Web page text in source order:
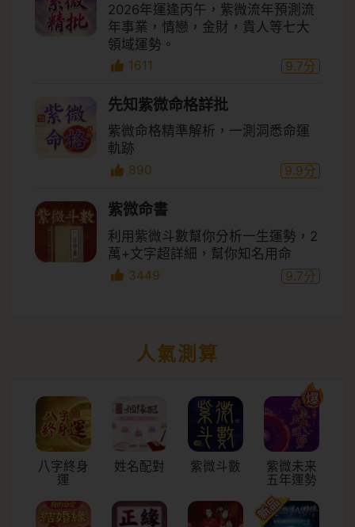
2026年運逢丙午，紫微流年預測流
年事業，情戀，金財，貴人等七大
領域運勢。
1611 9.7分
先知紫微命格詳批
紫微命格精準解析，一測洞悉命運
軌跡
890 9.9分
紫微命書
利用紫微斗數幫你分析一生運勢，2
萬+文字超詳細，幫你知名用命
3449 9.7分
人氣測算
八字終身
運
姓名配對 紫微斗數
紫微未来
五年運勢